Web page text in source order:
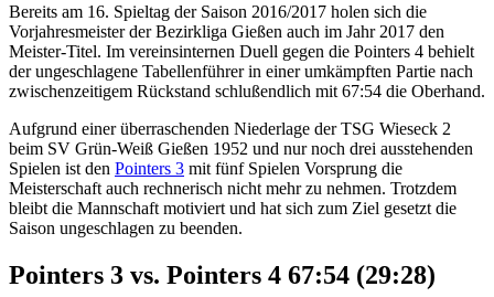
Bereits am 16. Spieltag der Saison 2016/2017 holen sich die
Vorjahresmeister der Bezirkliga Gießen auch im Jahr 2017 den
Meister-Titel. Im vereinsinternen Duell gegen die Pointers 4 behielt
der ungeschlagene Tabellenführer in einer umkämpften Partie nach
zwischenzeitigem Rückstand schlußendlich mit 67:54 die Oberhand.
Aufgrund einer überraschenden Niederlage der TSG Wieseck 2
beim SV Grün-Weiß Gießen 1952 und nur noch drei ausstehenden
Spielen ist den Pointers 3 mit fünf Spielen Vorsprung die
Meisterschaft auch rechnerisch nicht mehr zu nehmen. Trotzdem
bleibt die Mannschaft motiviert und hat sich zum Ziel gesetzt die
Saison ungeschlagen zu beenden.
Pointers 3 vs. Pointers 4 67:54 (29:28)